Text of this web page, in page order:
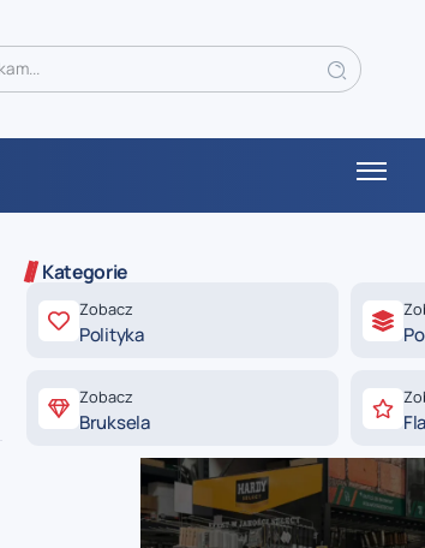
Kategorie
Zobacz
Polityka
Zobacz
Bruksela